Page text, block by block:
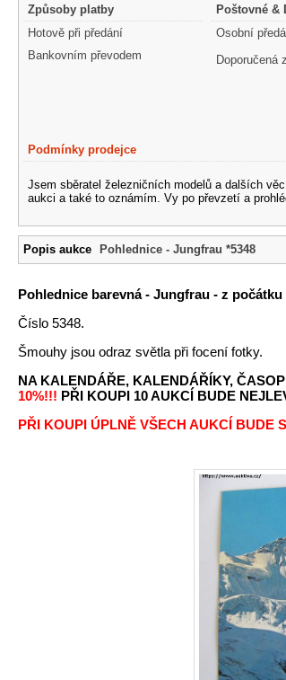
Způsoby platby
Hotově při předání
Bankovním převodem
Poštovné &
Osobní
Doporučená
Podmínky prodejce
Jsem sběratel železničních modelů a dalších
aukci a také to oznámím. Vy po převzetí a
Popis aukce Pohlednice - Jungfrau *5348
Pohlednice barevná - Jungfrau - z počátku
Číslo 5348.
Šmouhy jsou odraz světla při focení fotky.
NA KALENDÁŘE, KALENDÁŘÍKY,
10%!!! PŘI KOUPI 10 AUKCÍ BUDE
PŘI KOUPI ÚPLNĚ VŠECH AUKCÍ BUDE